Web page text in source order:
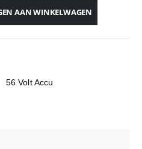
AAN WINKELWAGEN
Volt Accu